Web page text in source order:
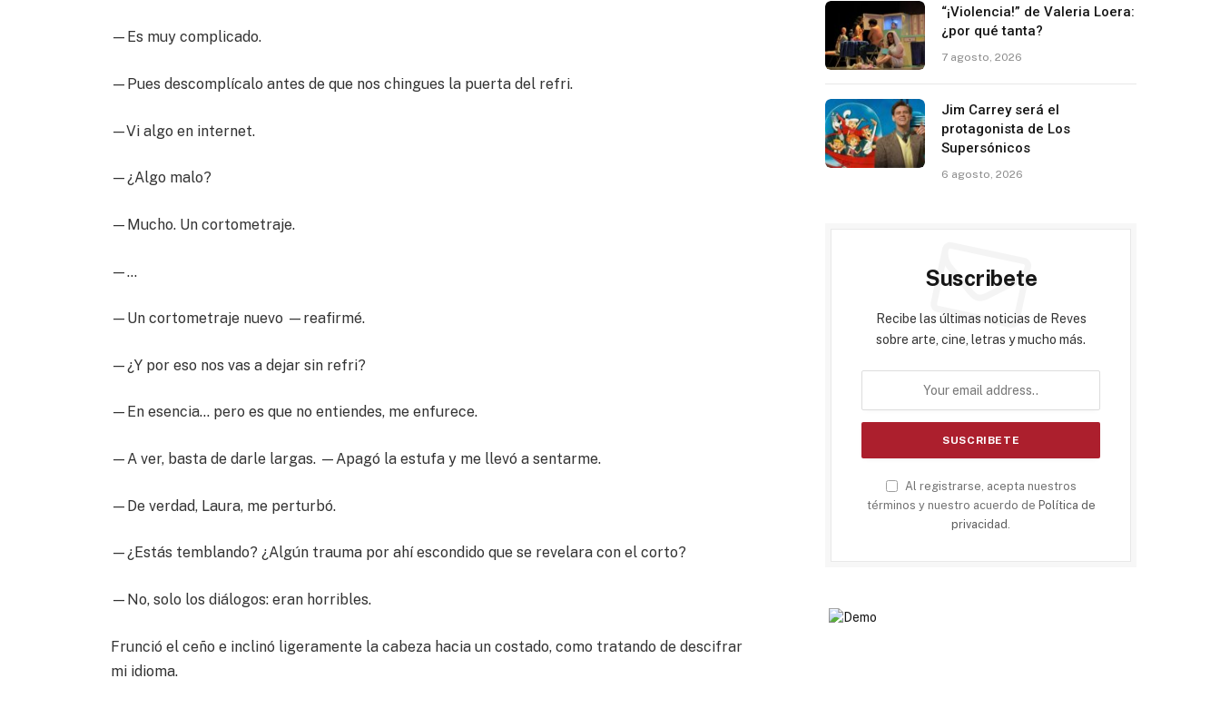
—Es muy complicado.
—Pues descomplícalo antes de que nos chingues la puerta del refri.
—Vi algo en internet.
—¿Algo malo?
—Mucho. Un cortometraje.
—…
—Un cortometraje nuevo —reafirmé.
—¿Y por eso nos vas a dejar sin refri?
—En esencia… pero es que no entiendes, me enfurece.
—A ver, basta de darle largas. —Apagó la estufa y me llevó a sentarme.
—De verdad, Laura, me perturbó.
—¿Estás temblando? ¿Algún trauma por ahí escondido que se revelara con el corto?
—No, solo los diálogos: eran horribles.
Frunció el ceño e inclinó ligeramente la cabeza hacia un costado, como tratando de descifrar
mi idioma.
“¡Violencia!” de Valeria Loera:
¿por qué tanta?
7 agosto, 2026
Jim Carrey será el
protagonista de Los
Supersónicos
6 agosto, 2026
Suscribete
Recibe las últimas noticias de Reves
sobre arte, cine, letras y mucho más.
Al registrarse, acepta nuestros
términos y nuestro acuerdo de Política de
privacidad